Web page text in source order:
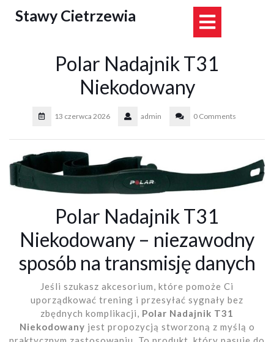
Stawy Cietrzewia
Polar Nadajnik T31
Niekodowany
13 czerwca 2026 admin 0 Comments
Polar Nadajnik T31
Niekodowany – niezawodny
sposób na transmisję danych
Jeśli szukasz akcesorium, które pomoże Ci
uporządkować trening i przesyłać sygnały bez
zbędnych komplikacji, Polar Nadajnik T31
Niekodowany jest propozycją stworzoną z myślą o